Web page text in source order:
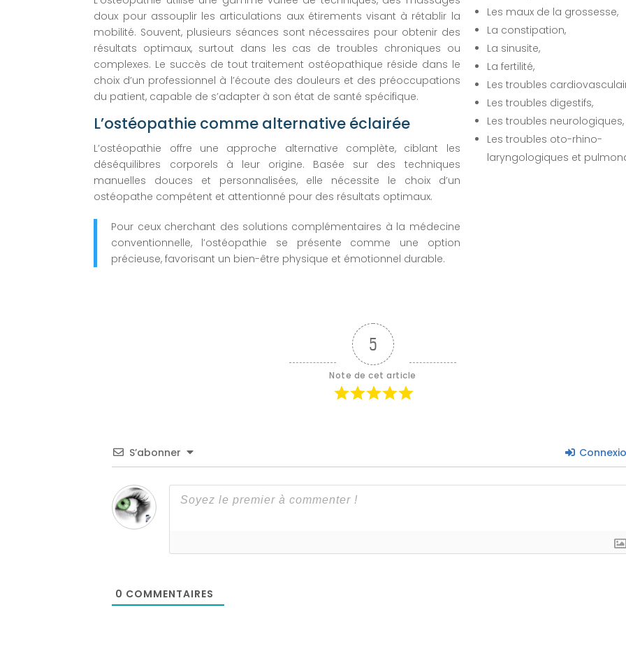
doux pour assouplir les articulations aux étirements visant à rétablir la
mobilité. Souvent, plusieurs séances sont nécessaires pour obtenir des
résultats optimaux, surtout dans les cas de troubles chroniques ou
complexes. Le succès de tout traitement ostéopathique réside dans le
choix d’un professionnel à l’écoute des douleurs et des préoccupations
du patient, capable de s’adapter à son état de santé spécifique.
L’ostéopathie comme alternative éclairée
L’ostéopathie offre une approche alternative complète, ciblant les
déséquilibres corporels à leur origine. Basée sur des techniques
manuelles douces et personnalisées, elle nécessite le choix d’un
ostéopathe compétent et attentionné pour des résultats optimaux.
Pour ceux cherchant des solutions complémentaires à la médecine
conventionnelle, l’ostéopathie se présente comme une option
précieuse, favorisant un bien-être physique et émotionnel durable.
Les maux de la grossesse,
La constipation,
La sinusite,
La fertilité,
Les troubles
Les troubles digestifs,
Les troubles neurologiques,
Les troubles oto-rhino-
laryngologiques et
5
Note de cet article
S’abonner
0 COMMENTAIRES